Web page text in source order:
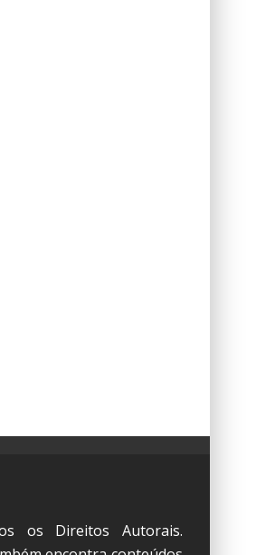
os Direitos Autorais.